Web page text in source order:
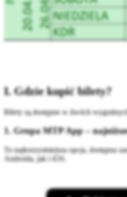
I. Gdzie kupić bilety?
Bilety są dostępne w dwóch
1. Grupa MTP App–
To najkorzystniejsza opcja, dostępna
Androida, jak i iOS.